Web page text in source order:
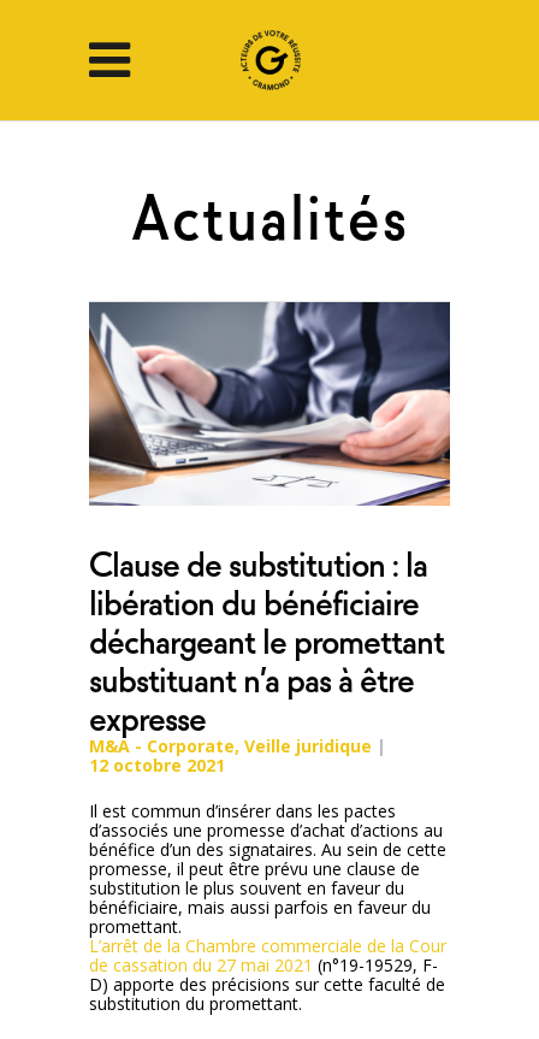
Clause de substitution : la
libération du bénéficiaire
déchargeant le promettant
substituant n’a pas à être
expresse
M&A - Corporate, Veille juridique
12 octobre 2021
Il est commun d’insérer dans les pactes
d’associés une promesse d’achat d’actions au
bénéfice d’un des signataires. Au sein de cette
promesse, il peut être prévu une clause de
substitution le plus souvent en faveur du
bénéficiaire, mais aussi parfois en faveur du
promettant.
L’arrêt de la Chambre commerciale de la Cour
de cassation du 27 mai 2021 (n°19-19529, F-
D) apporte des précisions sur cette faculté de
substitution du promettant.